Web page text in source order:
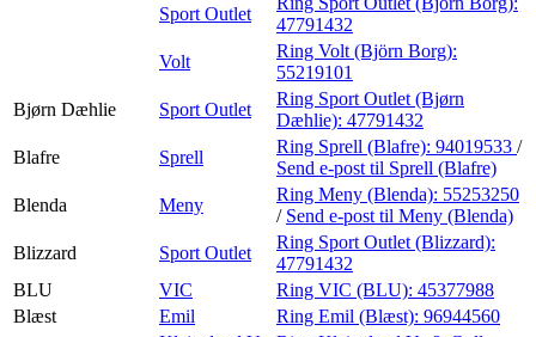
Sport Outlet
47791432
Volt
Ring Volt (Björn Borg):
55219101
Bjørn Dæhlie
Sport Outlet
Ring Sport Outlet (Bjørn
Dæhlie): 47791432
Blafre
Sprell
Ring Sprell (Blafre): 94019533 /
Send e-post til Sprell (Blafre)
Blenda
Meny
Ring Meny (Blenda): 55253250
/ Send e-post til Meny (Blenda)
Blizzard
Sport Outlet
Ring Sport Outlet (Blizzard):
47791432
BLU
VIC Ring VIC (BLU): 45377988
Blæst
Emil Ring Emil (Blæst): 96944560